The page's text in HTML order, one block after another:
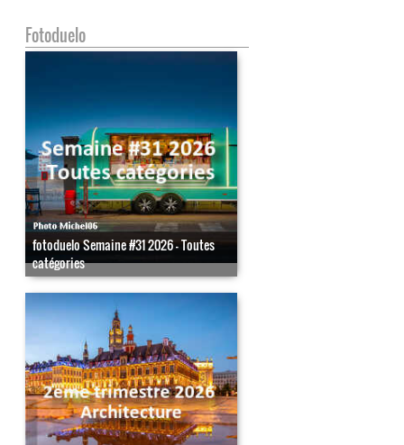
Fotoduelo
fotoduelo Semaine #31 2026 - Toutes
catégories